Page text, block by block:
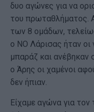
δυο αγώνες για να
του πρωταθλήματος.
των 8 ομάδων,
ο ΝΟ Λάρισας ήταν οι
μπαράζ και
ο Άρης οι χαμένοι
δεν ήπιαν.
Είχαμε αγώνα για